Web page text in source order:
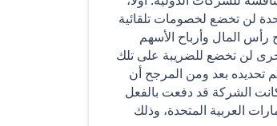
لن تخضع لخصومات تلقائية
رأس المال وأرباح الأسهم
لن تخضع للضريبة على تلك
تحديده بعد ومن المرجح أن
كانت الشركة قد دفعت بالفعل
العربية المتحدة، وذلك